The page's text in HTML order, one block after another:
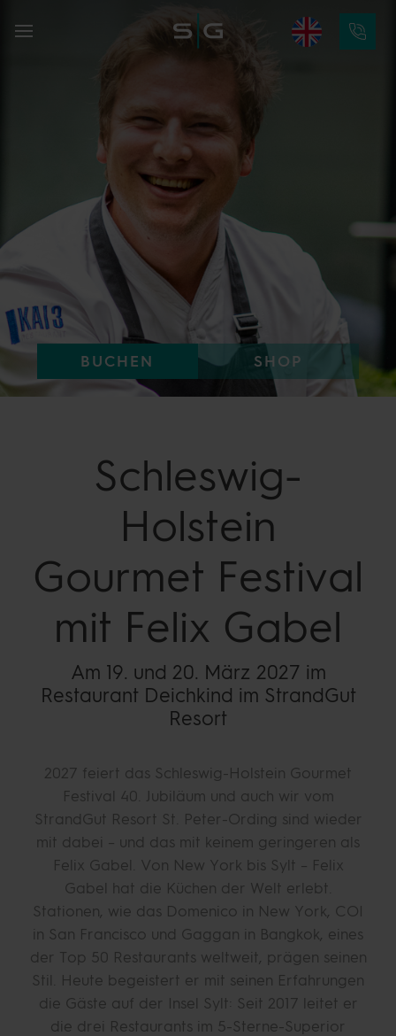
BUCHEN SHOP
Schleswig-
Holstein
Gourmet Festival
mit Felix Gabel
Am 19. und 20. März 2027 im
Restaurant Deichkind im StrandGut
Resort
2027 feiert das Schleswig-Holstein Gourmet
Festival 40. Jubiläum und auch wir vom
StrandGut Resort St. Peter-Ording sind wieder
mit dabei – und das mit keinem geringeren als
Felix Gabel. Von New York bis Sylt – Felix
Gabel hat die Küchen der Welt erlebt.
Stationen, wie das Domenico in New York, COI
in San Francisco und Gaggan in Bangkok, eines
der Top 50 Restaurants weltweit, prägen seinen
Stil. Heute begeistert er mit seinen Erfahrungen
die Gäste auf der Insel Sylt: Seit 2017 leitet er
die drei Restaurants im 5-Sterne-Superior